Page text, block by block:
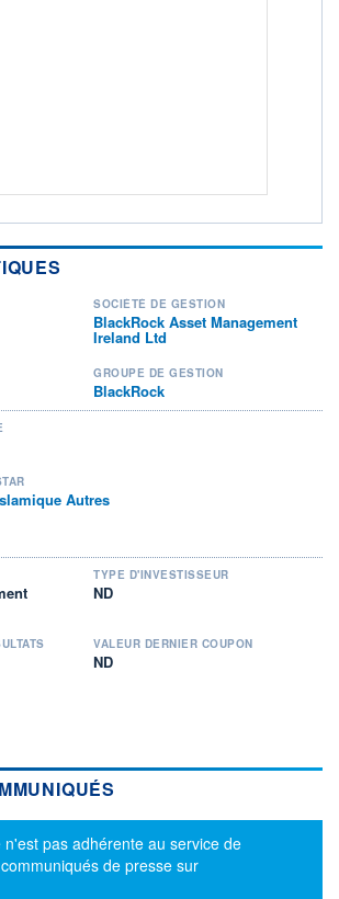
+ PORTEFEUILLE + LISTE
SOCIÉTÉ DE GESTION
BlackRock Asset Management
Ireland Ltd
GROUPE DE GESTION
BlackRock
Autres
TYPE D'INVESTISSEUR
ND
VALEUR DERNIER COUPON
ND
n'est pas adhérente au service de
de presse sur